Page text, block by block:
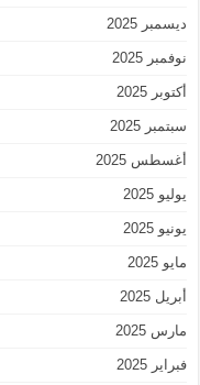
ديسمبر 2025
نوفمبر 2025
أكتوبر 2025
سبتمبر 2025
أغسطس 2025
يوليو 2025
يونيو 2025
مايو 2025
أبريل 2025
مارس 2025
فبراير 2025